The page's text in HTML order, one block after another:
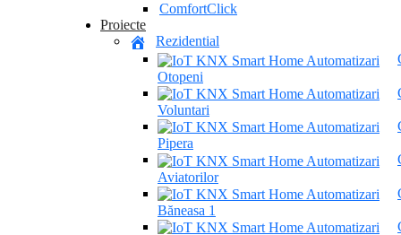
ComfortClick
Proiecte
Rezidential
Otopeni
Voluntari
Pipera
Aviatorilor
Băneasa 1